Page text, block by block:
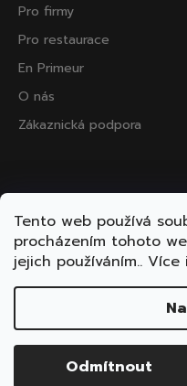
Tento web používá
procházením tohoto
jejich používáním..
Odmítnout
Pro firmy
Pro restaurace
En Primeur
O nás
Zákaznická podpora
Přijímáme online
Copyright 2026
Upravit